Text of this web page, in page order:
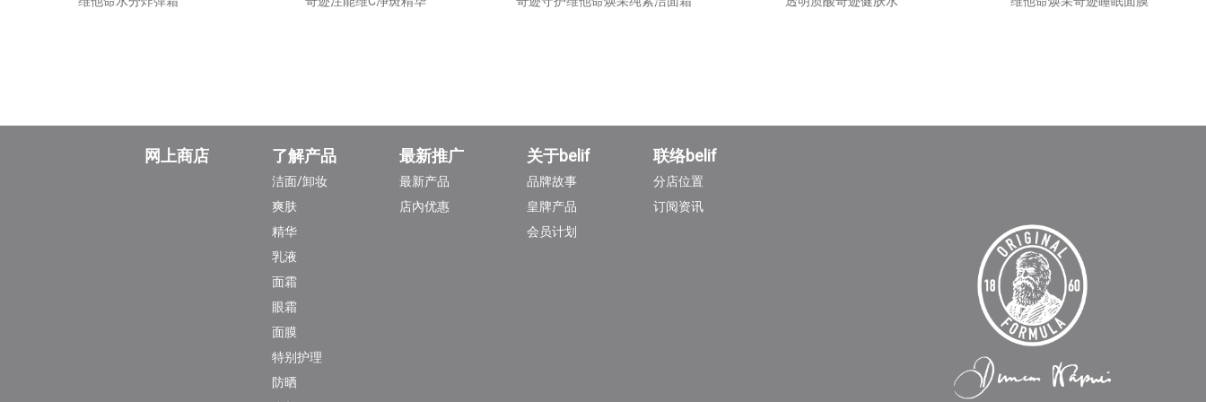
网上商店 了解产品
洁面/卸妆
爽肤
精华
乳液
面霜
眼霜
面膜
特别护理
防晒
最新推广
最新产品
店內优惠
关于belif
品牌故事
皇牌产品
会员计划
联络belif
分店位置
订阅资讯